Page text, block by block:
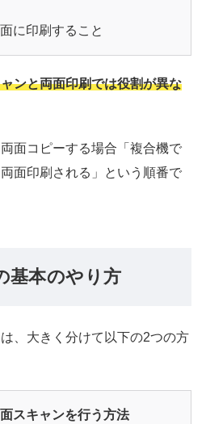
に印刷すること
ンと両面印刷では役割が異な
面コピーする場合「複合機で
面印刷される」という順番で
基本のやり方
、大きく分けて以下の2つの方
スキャンを行う方法